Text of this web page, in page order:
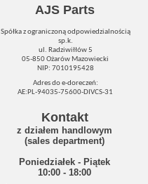
AJS Parts
Spółka z ograniczoną odpowiedzialnością
sp.k.
ul. Radziwiłłów 5
05-850 Ożarów Mazowiecki
NIP: 7010195428
Adres do e-doreczeń:
AE:PL-94035-75600-DIVCS-31
Kontakt
z działem handlowym
(sales department)
Poniedziałek - Piątek
10:00 - 18:00